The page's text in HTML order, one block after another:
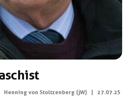
Henning von Stoltzenberg (jW) | 27.07.25